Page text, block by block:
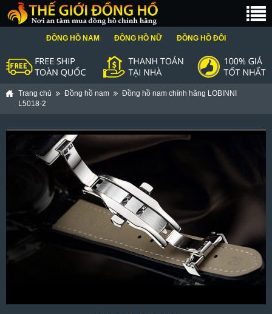
ĐỒNG HỒ NAM ĐỒNG HỒ NỮ ĐỒNG HỒ ĐÔI
Trang chủ Đồng hồ nam
Đồng hồ nam chính hãng LOBINNI
L5018-2